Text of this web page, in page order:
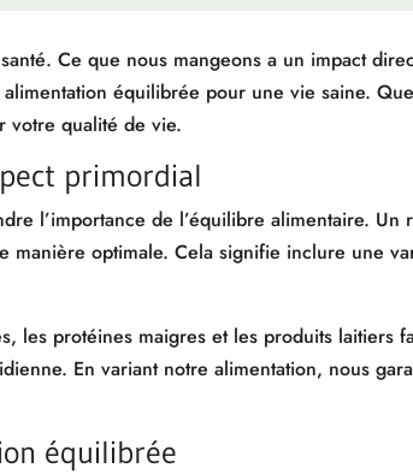
Ce que nous mangeons a un impact
équilibrée pour une vie saine.
votre qualité de vie.
primordial
l’importance de l’équilibre alimentaire.
optimale. Cela signifie inclure une
les protéines maigres et les produits laitiers
En variant notre alimentation, nous
équilibrée